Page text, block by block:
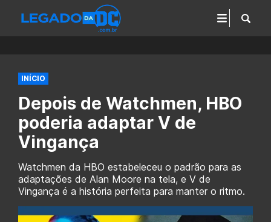
INÍCIO
Depois de Watchmen, HBO
poderia adaptar V de
Vingança
Watchmen da HBO estabeleceu o padrão para as
adaptações de Alan Moore na tela, e V de
Vingança é a história perfeita para manter o ritmo.